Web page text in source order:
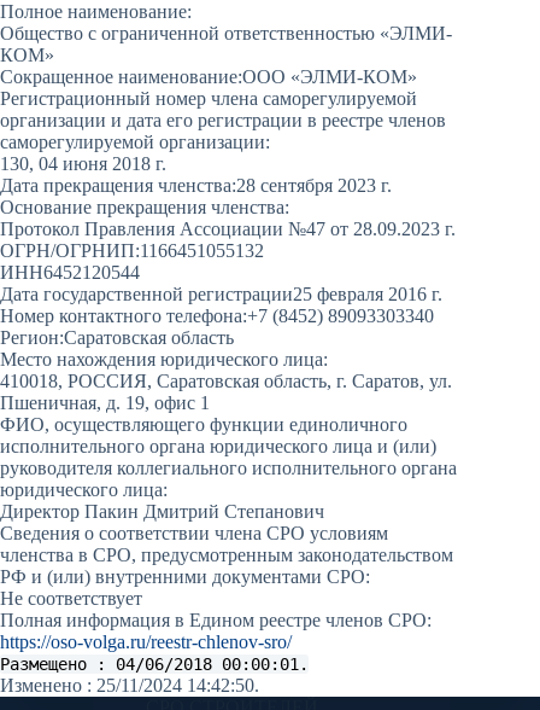
Полное наименование:
Общество с ограниченной ответственностью «ЭЛМИ-
КОМ»
Сокращенное наименование:ООО «ЭЛМИ-КОМ»
Регистрационный номер члена саморегулируемой
организации и дата его регистрации в реестре членов
саморегулируемой организации:
130, 04 июня 2018 г.
Дата прекращения членства:28 сентября 2023 г.
Основание прекращения членства:
Протокол Правления Ассоциации №47 от 28.09.2023 г.
ОГРН/ОГРНИП:1166451055132
ИНН6452120544
Дата государственной регистрации25 февраля 2016 г.
Номер контактного телефона:+7 (8452) 89093303340
Регион:Саратовская область
Место нахождения юридического лица:
410018, РОССИЯ, Саратовская область, г. Саратов, ул.
Пшеничная, д. 19, офис 1
ФИО, осуществляющего функции единоличного
исполнительного органа юридического лица и (или)
руководителя коллегиального исполнительного органа
юридического лица:
Директор Пакин Дмитрий Степанович
Сведения о соответствии члена СРО условиям
членства в СРО, предусмотренным законодательством
РФ и (или) внутренними документами СРО:
Не соответствует
Полная информация в Едином реестре членов СРО:
https://oso-volga.ru/reestr-chlenov-sro/
Размещено : 04/06/2018 00:00:01.
Изменено : 25/11/2024 14:42:50.